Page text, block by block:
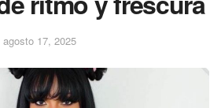
agosto 17, 2025